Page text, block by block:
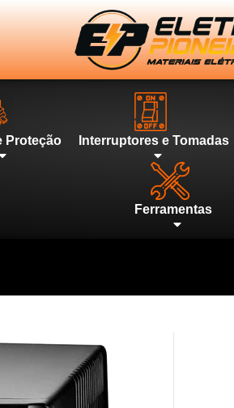
Proteção Interruptores e Tomadas
Ferramentas